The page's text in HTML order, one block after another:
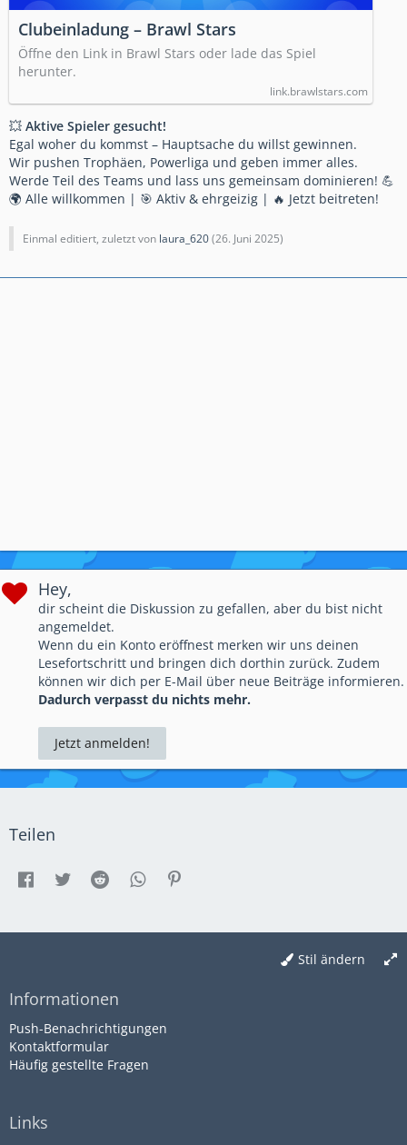
Clubeinladung – Brawl Stars
Öffne den Link in Brawl Stars oder lade das Spiel
herunter.
link.brawlstars.com
💥 Aktive Spieler gesucht!
Egal woher du kommst – Hauptsache du willst gewinnen.
Wir pushen Trophäen, Powerliga und geben immer alles.
Werde Teil des Teams und lass uns gemeinsam dominieren! 💪
🌍 Alle willkommen | 🎯 Aktiv & ehrgeizig | 🔥 Jetzt beitreten!
Einmal editiert, zuletzt von laura_620(26. Juni 2025)
Hey,
dir scheint die Diskussion zu gefallen, aber du bist nicht
angemeldet.
Wenn du ein Konto eröffnest merken wir uns deinen
Lesefortschritt und bringen dich dorthin zurück. Zudem
können wir dich per E-Mail über neue Beiträge informieren.
Dadurch verpasst du nichts mehr.
Jetzt anmelden!
Teilen
Stil ändern
Informationen
Push-Benachrichtigungen
Kontaktformular
Häufig gestellte Fragen
Links